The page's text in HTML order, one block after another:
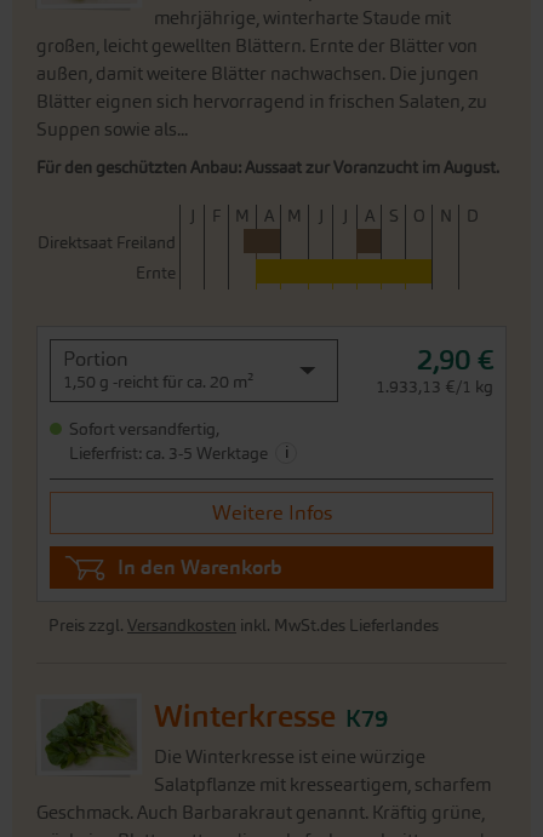
mehrjährige, winterharte Staude mit
großen, leicht gewellten Blättern. Ernte der Blätter von
außen, damit weitere Blätter nachwachsen. Die jungen
Blätter eignen sich hervorragend in frischen Salaten, zu
Suppen sowie als...
Für den geschützten Anbau: Aussaat zur Voranzucht im August.
J F M A M J J A S O N
D
Direktsaat Freiland
Ernte
Portion
1,50 g -reicht für ca. 20 m²
2,90 €
1.933,13 €/1 kg
Sofort versandfertig,
Lieferfrist: ca. 3-5 Werktage
i
Weitere Infos
In den Warenkorb
Preis zzgl. Versandkosten inkl. MwSt.des Lieferlandes
Winterkresse K79
Die Winterkresse ist eine würzige
Salatpflanze mit kresseartigem, scharfem
Geschmack. Auch Barbarakraut genannt. Kräftig grüne,